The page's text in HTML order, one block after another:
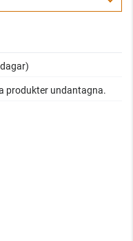
produkter undantagna.